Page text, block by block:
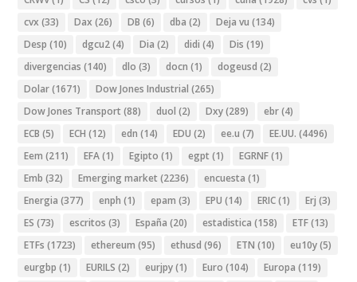
cvx (33) Dax (26) DB (6) dba (2) Deja vu (134)
Desp (10) dgcu2(4) Dia (2) didi (4) Dis (19)
divergencias (140) dlo (3) docn (1) dogeusd (2)
Dolar(1671) Dow Jones Industrial (265)
Dow Jones Transport (88) duol (2) Dxy(289) ebr(4)
ECB (5) ECH (12) edn (14) EDU (2) ee.u (7) EE.UU. (4496)
Eem (211) EFA(1) Egipto (1) egpt (1) EGRNF(1)
Emb (32) Emerging market (2236) encuesta (1)
Energia (377) enph (1) epam (3) EPU (14) ERIC(1) Erj (3)
ES (73) escritos (3) España (20) estadistica (158) ETF(13)
ETFs (1723) ethereum (95) ethusd (96) ETN (10) eu10y(5)
eurgbp (1) EURILS (2) eurjpy(1) Euro (104) Europa (119)